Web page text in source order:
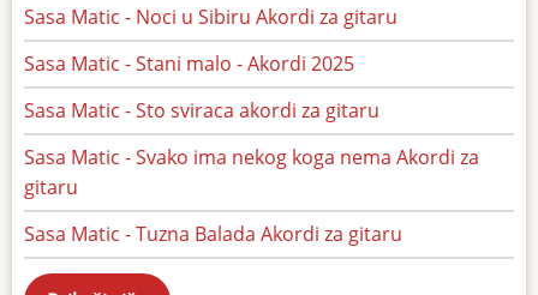
Sasa Matic - Noci u Sibiru Akordi za gitaru
Sasa Matic - Stani malo - Akordi 2025
Sasa Matic - Sto sviraca akordi za gitaru
Sasa Matic - Svako ima nekog koga nema Akordi za
gitaru
Sasa Matic - Tuzna Balada Akordi za gitaru